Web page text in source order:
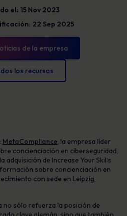
el: 15 Nov 2023
22 Sep 2025
de la empresa
los recursos
MetaCompliance, la empresa líder
concienciación en ciberseguridad,
adquisición de Increase Your Skills
sobre concienciación en
con sede en Leipzig,
no sólo refuerza la posición de